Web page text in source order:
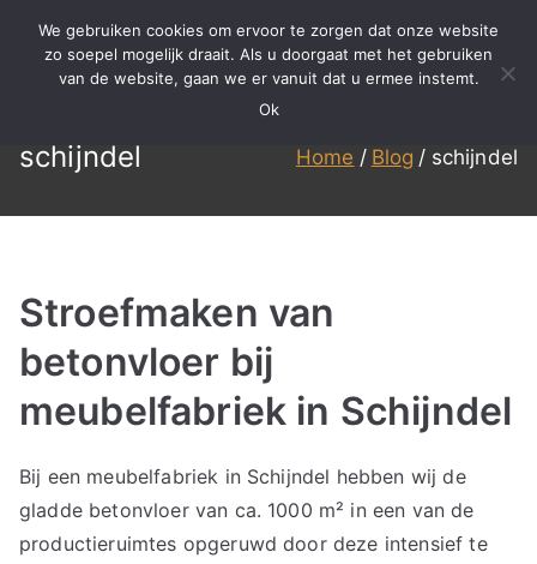
BBS
Reinigen
Meer dan 15 jaar ervaring in
specialistisch reinigen,
schijndel Home Blog schijndel
Stroefmaken van
betonvloer bij
meubelfabriek in Schijndel
Bij een meubelfabriek in Schijndel hebben wij de
gladde betonvloer van ca. 1000 m² in een van de
productieruimtes opgeruwd door deze intensief te
We gebruiken cookies om ervoor te zorgen dat onze website
zo soepel mogelijk draait. Als u doorgaat met het gebruiken
van de website, gaan we er vanuit dat u ermee instemt.
Ok